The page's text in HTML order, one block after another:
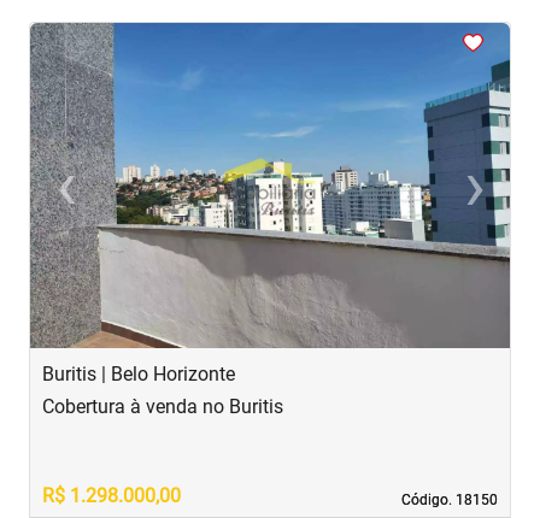
<<<<
‹Previous ›
Next
Buritis | Belo Horizonte
Código. 18150
Código. 18150
Cobertura à venda no Buritis
R$ 1.298.000,00